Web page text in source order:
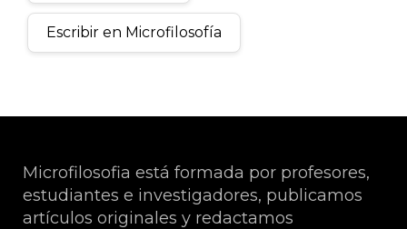
Escribir en Microfilosofía
Microfilosofia está formada por profesores,
estudiantes e investigadores, publicamos
artículos originales y redactamos